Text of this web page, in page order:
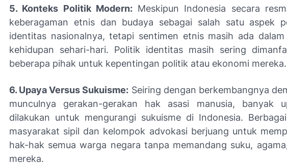
5. Konteks Politik Modern:Meskipun Indonesia secara
keberagaman etnis dan budaya sebagai salah satu aspek
identitas nasionalnya, tetapi sentimen etnis masih ada
kehidupan sehari-hari. Politik identitas masih sering
beberapa pihak untuk kepentingan politik atau ekonomi mereka.
6. Upaya Versus Sukuisme: Seiring dengan berkembangnya
munculnya gerakan-gerakan hak asasi manusia, banyak
dilakukan untuk mengurangi sukuisme di Indonesia.
masyarakat sipil dan kelompok advokasi berjuang untuk
hak-hak semua warga negara tanpa memandang suku,
mereka.